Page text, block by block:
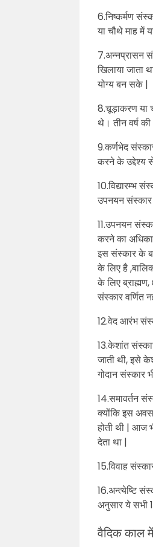
6.निष्कर्मण
या चौथे माह में
7.अन्नप्रासन
खिलाया जाता
योग्य बन सके |
8.चूड़ाकरण या
थे। तीन वर्ष
9.कर्णभेद
करने के उद्देश्य
10.विद्यारम्भ
उपनयन संस्कार
11.उपनयन
करने का
इस संस्कार के
के लिए है
के लिए
संस्कार वर्णित
12.वेद आरंभ
13.केशांत
जाती थी, इसे
गोदान संस्कार
14.समावर्तन
क्योंकि इस
होती थी | आज
देता था |
15.विवाह
16.अन्त्येष्टि
अनुसार ये सभी
वैदिक काल